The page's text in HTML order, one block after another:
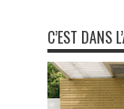
C’EST DANS